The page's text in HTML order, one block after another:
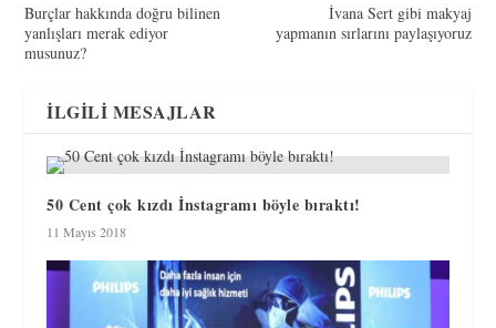
Burçlar hakkında doğru bilinen
yanlışları merak ediyor
musunuz?
İvana Sert gibi makyaj
yapmanın sırlarını paylaşıyoruz
İLGILI MESAJLAR
50 Cent çok kızdı İnstagramı böyle bıraktı!
11 Mayıs 2018